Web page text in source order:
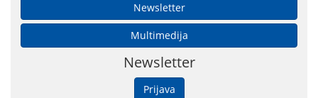
Newsletter
Multimedija
Newsletter
Prijava